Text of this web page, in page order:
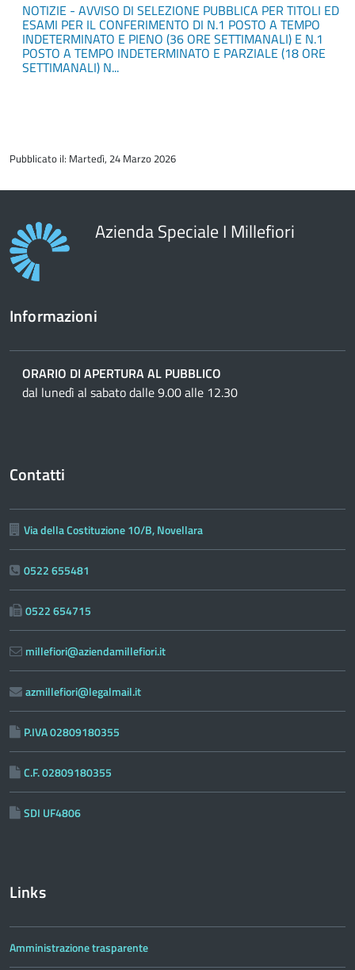
NOTIZIE - AVVISO DI SELEZIONE PUBBLICA PER TITOLI ED
ESAMI PER IL CONFERIMENTO DI N.1 POSTO A TEMPO
INDETERMINATO E PIENO (36 ORE SETTIMANALI) E N.1
POSTO A TEMPO INDETERMINATO E PARZIALE (18 ORE
SETTIMANALI) N...
del
Pubblicato il: Martedì, 24 Marzo 2026
Azienda Speciale I Millefiori
Informazioni
ORARIO DI APERTURA AL PUBBLICO
dal lunedì al sabato dalle 9.00 alle 12.30
Contatti
Via della Costituzione 10/B, Novellara
0522 655481
0522 654715
millefiori@aziendamillefiori.it
azmillefiori@legalmail.it
P.IVA 02809180355
C.F. 02809180355
SDI UF4806
Links
Amministrazione trasparente